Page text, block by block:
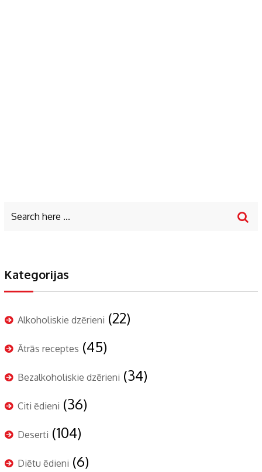
Kategorijas
Alkoholiskie dzērieni (22)
Ātrās receptes (45)
Bezalkoholiskie dzērieni (34)
Citi ēdieni (36)
Deserti (104)
Diētu ēdieni (6)